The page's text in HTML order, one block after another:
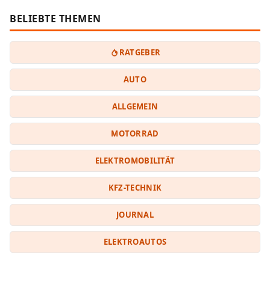
BELIEBTE THEMEN
RATGEBER
AUTO
ALLGEMEIN
MOTORRAD
ELEKTROMOBILITÄT
KFZ-TECHNIK
JOURNAL
ELEKTROAUTOS